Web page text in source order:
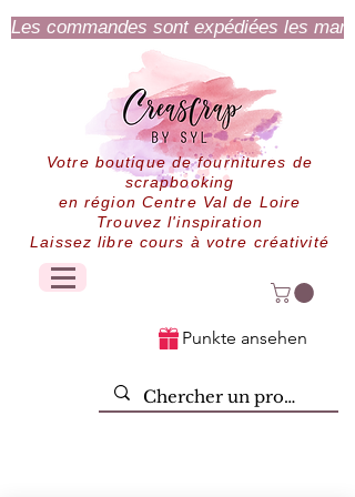
Les commandes sont expédiées les
Votre boutique de fournitures de
scrapbooking
en région Centre Val de Loire
Trouvez l'inspiration
Laissez libre cours à votre créativité
Punkte ansehen